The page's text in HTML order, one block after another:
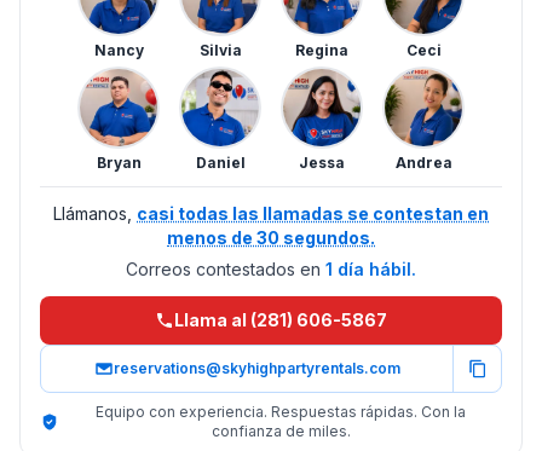
Nancy Silvia Regina Ceci
Bryan Daniel Jessa Andrea
Llámanos, casi todas las llamadas se contestan en
menos de 30 segundos.
Correos contestados en 1 día hábil.
Llama al (281) 606-5867
reservations@skyhighpartyrentals.com
Equipo con experiencia. Respuestas rápidas. Con la
confianza de miles.